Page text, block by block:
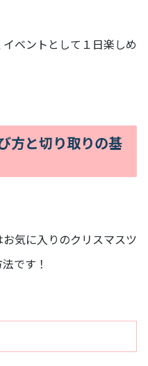
ベントとして１日楽しめ
方と切り取りの基
気に入りのクリスマスツ
です！